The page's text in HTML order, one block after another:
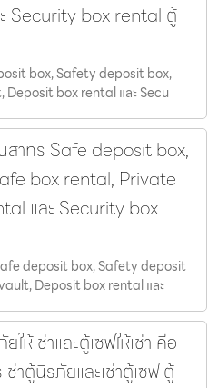
Security box rental ตู้
box, Safety deposit box,
box rental และ Secu
าทร Safe deposit box,
box rental, Private
และ Security box
deposit box, Safety deposit
Deposit box rental และ
ห้เช่าและตู้เซฟให้เช่า คือ
าตู้นิรภัยและเช่าตู้เซฟ ตู้